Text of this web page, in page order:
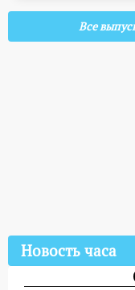
Все
Новость часа